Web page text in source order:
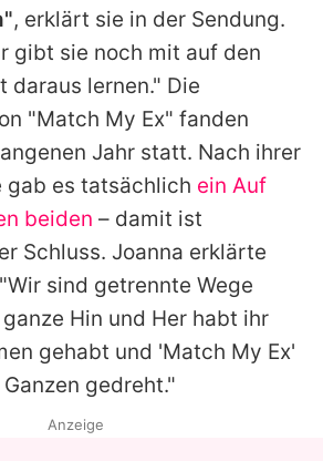
, erklärt sie in der Sendung.
gibt sie noch mit auf den
daraus lernen." Die
"Match My Ex" fanden
Jahr statt. Nach ihrer
gab es tatsächlich ein Auf
beiden – damit ist
Schluss. Joanna erklärte
sind getrennte Wege
Hin und Her habt ihr
gehabt und 'Match My Ex'
gedreht."
Anzeige